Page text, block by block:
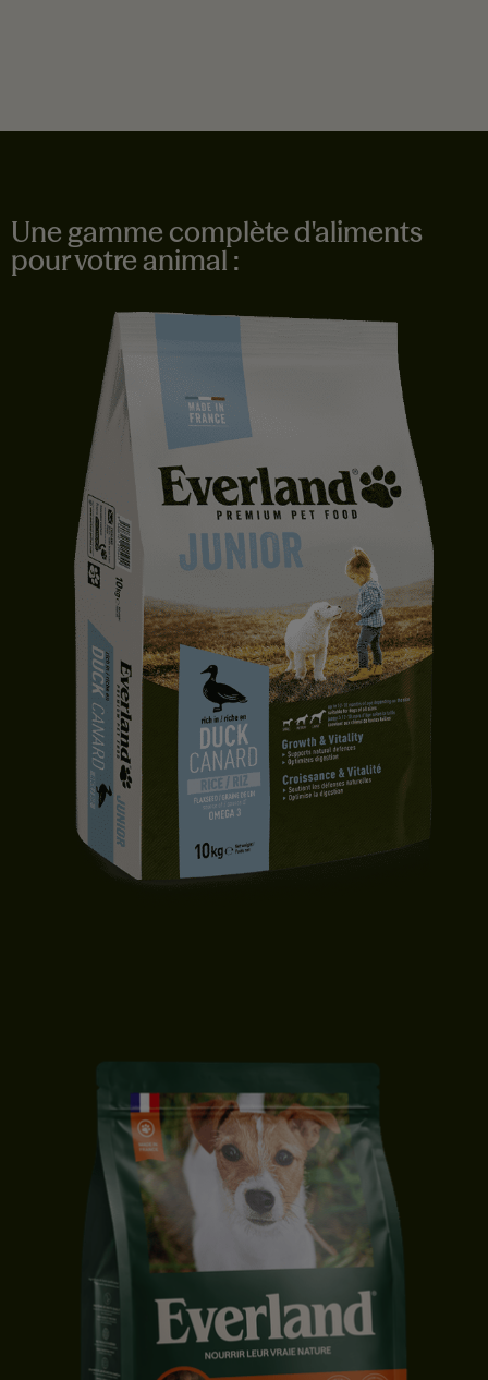
Une gamme complète d'aliments
pour votre animal :